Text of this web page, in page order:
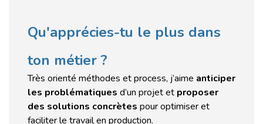
Qu'apprécies-tu le plus dans
ton métier ?
Très orienté méthodes et process, j’aime anticiper
les problématiques d’un projet et proposer
des solutions concrètes pour optimiser et
faciliter le travail en production.